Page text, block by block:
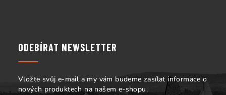
ODEBÍRAT NEWSLETTER
Vložte svůj e-mail a my vám budeme zasílat informace o
nových produktech na našem e-shopu.